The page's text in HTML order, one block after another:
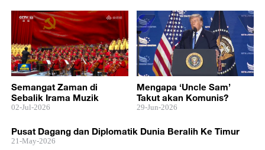
Semangat Zaman di
Sebalik Irama Muzik
02-Jul-2026
Mengapa ‘Uncle Sam’
Takut akan Komunis?
29-Jun-2026
Pusat Dagang dan Diplomatik Dunia Beralih Ke Timur
21-May-2026